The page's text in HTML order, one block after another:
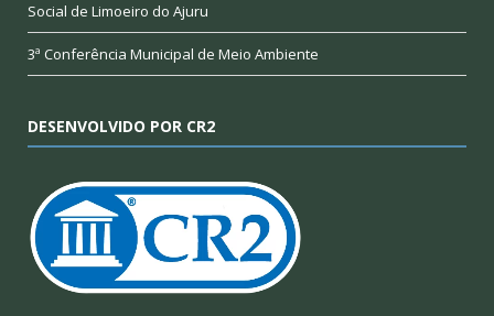
Social de Limoeiro do Ajuru
3ª Conferência Municipal de Meio Ambiente
DESENVOLVIDO POR CR2